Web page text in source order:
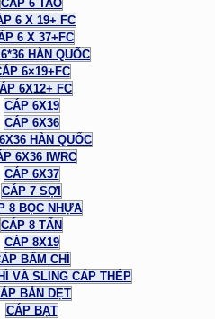
CÁP 6 TAO
6 X 19+ FC
6 X 37+FC
HÀN QUỐC
6×19+FC
6X12+ FC
CÁP 6X19
CÁP 6X36
HÀN QUỐC
6X36 IWRC
CÁP 6X37
CÁP 7 SỢI
8 BỌC NHỰA
CÁP 8 TẤN
CÁP 8X19
BẤM CHÌ
VÀ SLING CÁP THÉP
BẢN DẸT
CÁP BẠT